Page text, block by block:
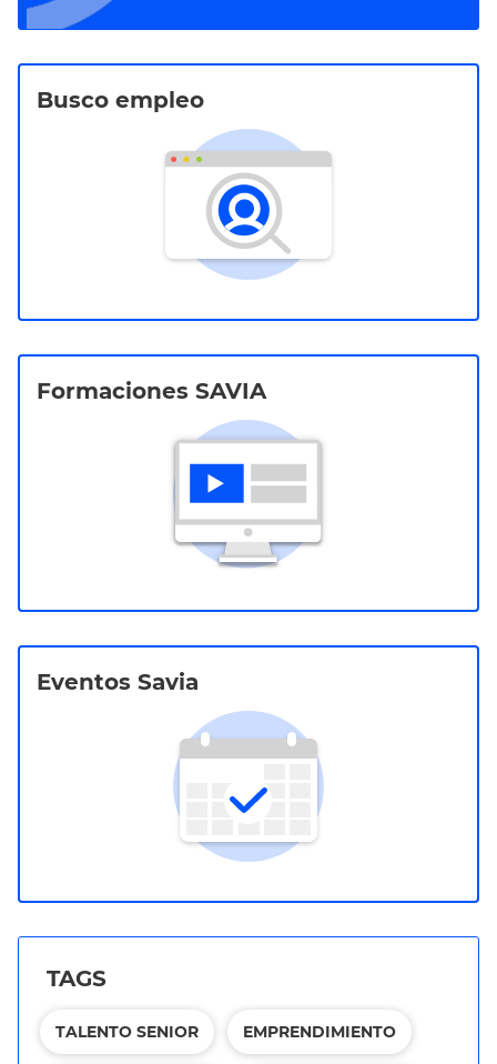
Busco empleo
Formaciones SAVIA
Eventos Savia
TAGS
TALENTO SENIOR EMPRENDIMIENTO